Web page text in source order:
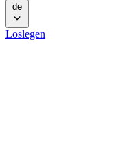
de
Loslegen